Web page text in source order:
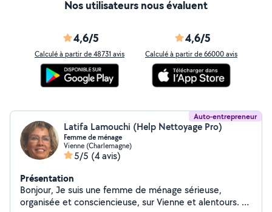
Nos utilisateurs nous évaluent
4,6/5
Calculé à partir de 48731 avis
4,6/5
Calculé à partir de 66000 avis
Auto-entrepreneur
Latifa Lamouchi (Help Nettoyage Pro)
Femme de ménage
Vienne (Charlemagne)
5/5 (4 avis)
Présentation
Bonjour, Je suis une femme de ménage sérieuse,
organisée et consciencieuse, sur Vienne et alentours. Je